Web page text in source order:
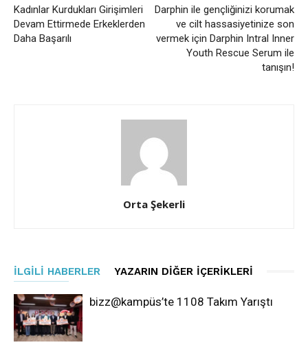
Kadınlar Kurdukları Girişimleri
Devam Ettirmede Erkeklerden
Daha Başarılı
Darphin ile gençliğinizi korumak
ve cilt hassasiyetinize son
vermek için Darphin Intral Inner
Youth Rescue Serum ile
tanışın!
Orta Şekerli
İLGILI HABERLER YAZARIN DIĞER İÇERIKLERI
bizz@kampüs’te 1108 Takım Yarıştı